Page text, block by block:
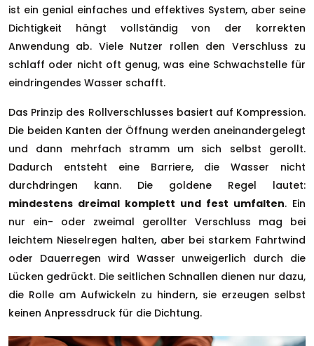
ist ein genial einfaches und effektives System, aber seine
Dichtigkeit hängt vollständig von der korrekten
Anwendung ab. Viele Nutzer rollen den Verschluss zu
schlaff oder nicht oft genug, was eine Schwachstelle für
eindringendes Wasser schafft.
Das Prinzip des Rollverschlusses basiert auf Kompression.
Die beiden Kanten der Öffnung werden aneinandergelegt
und dann mehrfach stramm um sich selbst gerollt.
Dadurch entsteht eine Barriere, die Wasser nicht
durchdringen kann. Die goldene Regel lautet:
mindestens dreimal komplett und fest umfalten. Ein
nur ein- oder zweimal gerollter Verschluss mag bei
leichtem Nieselregen halten, aber bei starkem Fahrtwind
oder Dauerregen wird Wasser unweigerlich durch die
Lücken gedrückt. Die seitlichen Schnallen dienen nur dazu,
die Rolle am Aufwickeln zu hindern, sie erzeugen selbst
keinen Anpressdruck für die Dichtung.